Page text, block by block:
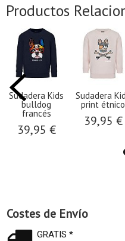
Costes de Envío
GRATIS *
Productos
Sudadera Kids
bulldog
francés
39,95 €
Sudadera
print étnico
39,95 €